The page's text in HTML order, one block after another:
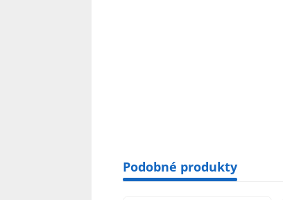
Podobné produkty